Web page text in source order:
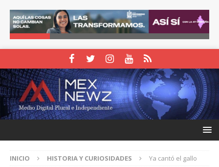
INICIO HISTORIA Y CURIOSIDADES Ya cantó el gallo